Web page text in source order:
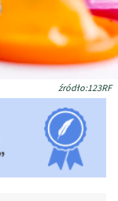
źródło:123RF